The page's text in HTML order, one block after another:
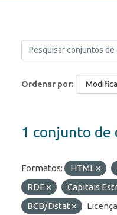
Ordenar por
1 conjunto de
Formatos: HTML
RDE
Capitais
BCB/Dstat